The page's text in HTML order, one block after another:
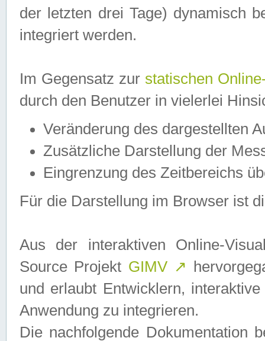
der letzten drei Tage) dynamisch
integriert werden.
Im Gegensatz zur statischen
durch den Benutzer in vielerlei
Veränderung des dargestellten
Zusätzliche Darstellung der
Eingrenzung des Zeitbereichs
Für die Darstellung im Browser ist
Aus der interaktiven Online-
Source Projekt GIMV ↗
und erlaubt Entwicklern,
Anwendung zu integrieren.
Die nachfolgende Dokumentation